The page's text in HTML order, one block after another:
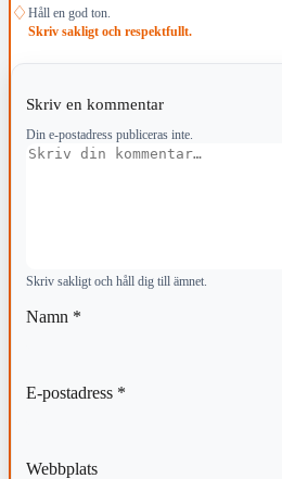
♢ Håll en god ton.
Skriv sakligt och respektfullt.
Skriv en kommentar
Din e-postadress publiceras inte.
Kommentar
Skriv sakligt och håll dig till ämnet.
Namn *
E-postadress *
Webbplats